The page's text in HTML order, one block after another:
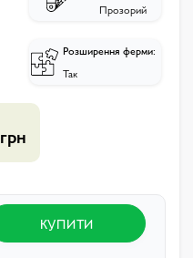
Прозорий
Розширення ферми:
Так
грн
КУПИТИ